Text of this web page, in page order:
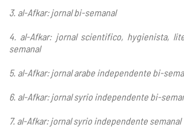
3. al-Afkar: jornal bi-semanal
4. al-Afkar: jornal scientifico, hygienista,
semanal
5. al-Afkar: jornal arabe independente bi-
6. al-Afkar: jornal syrio independente bi-
7. al-Afkar: jornal syrio independente semanal